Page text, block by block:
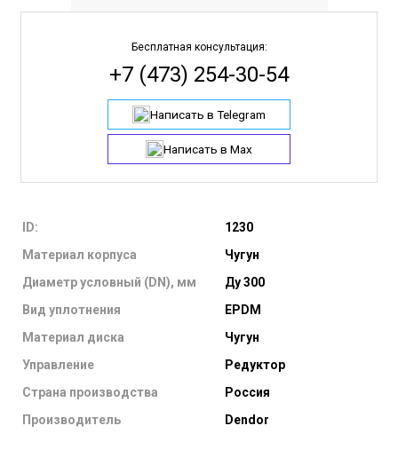
ID:
1230
Материал корпуса
Чугун
Диаметр условный (DN), мм
Ду 300
Вид уплотнения
EPDM
Материал диска
Чугун
Управление
Редуктор
Страна производства
Россия
Производитель
Dendor
Бесплатная консультация:
+7 (473) 254-30-54
Написать в Telegram
Написать в Max